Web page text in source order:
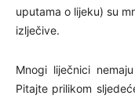
uputama o lijeku) su
izlječive.
Mnogi liječnici
Pitajte prilikom